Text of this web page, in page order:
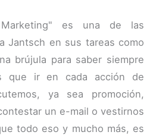
es una de las
Jantsch en sus tareas como
brújula para saber siempre
que ir en cada acción de
ya sea promoción,
un e-mail o vestirnos
todo eso y mucho más, es